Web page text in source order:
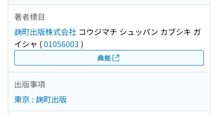
著者標目
麹町出版株式会社 コウジマチ シュッパン カブシキ ガ
イシャ (01056003 )
典拠
出版事項
東京 : 麹町出版